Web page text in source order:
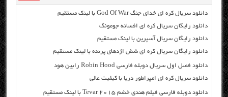
دانلود سریال کره ای خدای جنگ God Of War با لینک مستقیم
دانلود رایگان سریال کره ای افسانه جومونگ
دانلود رایگان سریال آسپرین با لینک مستقیم
دانلود رایگان سریال کره ای شش اژدهای پرنده با لینک مستقیم
دانلود فصل اول سریال دوبله فارسی Robin Hood رابین هود
دانلود سریال کره ای امپراطور دریا با کیفیت عالی
دانلود دوبله فارسی فیلم هندی خشم Tevar ۲۰۱۵ با لینک مستقیم